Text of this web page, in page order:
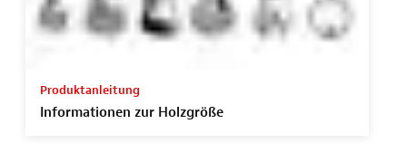
Produktanleitung
Informationen zur Holzgröße